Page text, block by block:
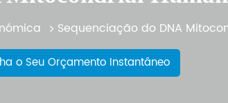
Sequenciação do DNA
o Seu Orçamento Instantâneo